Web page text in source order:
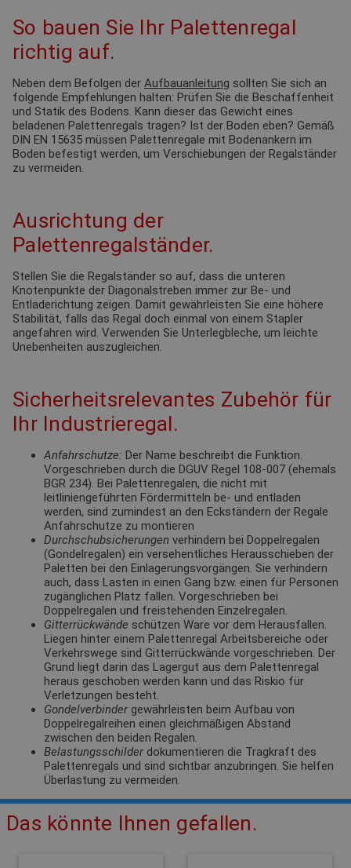
So bauen Sie Ihr Palettenregal
richtig auf.
Neben dem Befolgen der Aufbauanleitung sollten Sie sich an
folgende Empfehlungen halten: Prüfen Sie die Beschaffenheit
und Statik des Bodens. Kann dieser das Gewicht eines
beladenen Palettenregals tragen? Ist der Boden eben? Gemäß
DIN EN 15635 müssen Palettenregale mit Bodenankern im
Boden befestigt werden, um Verschiebungen der Regalständer
zu vermeiden.
Ausrichtung der
Palettenregalständer.
Stellen Sie die Regalständer so auf, dass die unteren
Knotenpunkte der Diagonalstreben immer zur Be- und
Entladerichtung zeigen. Damit gewährleisten Sie eine höhere
Stabilität, falls das Regal doch einmal von einem Stapler
angefahren wird. Verwenden Sie Unterlegbleche, um leichte
Unebenheiten auszugleichen.
Sicherheitsrelevantes Zubehör für
Ihr Industrieregal.
Anfahrschutze: Der Name beschreibt die Funktion.
Vorgeschrieben durch die DGUV Regel 108-007 (ehemals
BGR 234). Bei Palettenregalen, die nicht mit
leitliniengeführten Fördermitteln be- und entladen
werden, sind zumindest an den Eckständern der Regale
Anfahrschutze zu montieren
Durchschubsicherungen verhindern bei Doppelregalen
(Gondelregalen) ein versehentliches Herausschieben der
Paletten bei den Einlagerungsvorgängen. Sie verhindern
auch, dass Lasten in einen Gang bzw. einen für Personen
zugänglichen Platz fallen. Vorgeschrieben bei
Doppelregalen und freistehenden Einzelregalen.
Gitterrückwände schützen Ware vor dem Herausfallen.
Liegen hinter einem Palettenregal Arbeitsbereiche oder
Verkehrswege sind Gitterrückwände vorgeschrieben. Der
Grund liegt darin das Lagergut aus dem Palettenregal
heraus geschoben werden kann und das Riskio für
Verletzungen besteht.
Gondelverbinder gewährleisten beim Aufbau von
Doppelregalreihen einen gleichmäßigen Abstand
zwischen den beiden Regalen.
Belastungsschilder dokumentieren die Tragkraft des
Palettenregals und sind sichtbar anzubringen. Sie helfen
Überlastung zu vermeiden.
Das könnte Ihnen gefallen.